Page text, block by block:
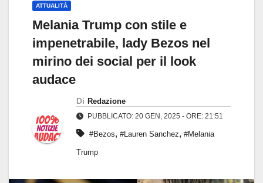
ATTUALITÀ
Melania Trump con stile e
impenetrabile, lady Bezos nel
mirino dei social per il look
audace
Di Redazione
PUBBLICATO: 20 GEN, 2025 - ORE: 21:51
#Bezos, #Lauren Sanchez, #Melania
Trump